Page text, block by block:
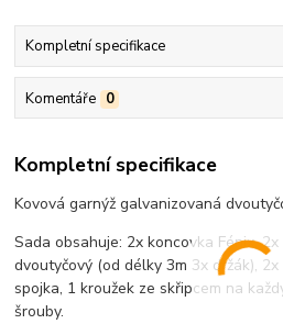
Kompletní specifikace
Komentáře 0
Kompletní specifikace
Kovová garnýž galvanizovaná
Sada obsahuje: 2x koncovka Fénix,
dvoutyčový (od délky 3m 3x držák),
spojka, 1 kroužek ze skřipcem na
šrouby.